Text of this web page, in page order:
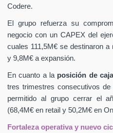
Codere.
El grupo refuerza su
negocio con un CAPEX del
cuales 111,5M€ se destinaron
y 9,8M€ a expansión.
En cuanto a la posición de
tres trimestres consecutivos
permitido al grupo cerrar el
(68,4M€ en retail y 50,2M€ en
Fortaleza operativa y nuevo